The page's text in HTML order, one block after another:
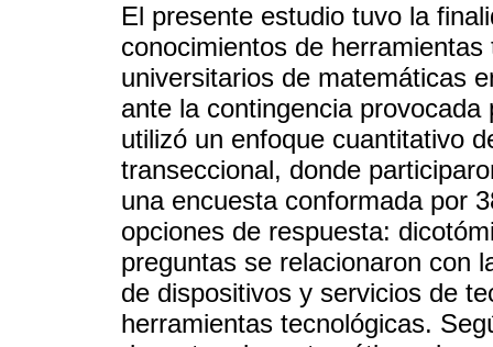
El presente estudio tuvo la
conocimientos de
universitarios de matemáticas
ante la contingencia
utilizó un enfoque cuantitativo
transeccional, donde
una encuesta conformada por
opciones de respuesta:
preguntas se relacionaron con
de dispositivos y servicios de
herramientas tecnológicas.